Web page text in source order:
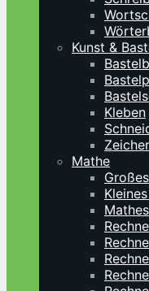
Kunst &
Kleben
Mathe